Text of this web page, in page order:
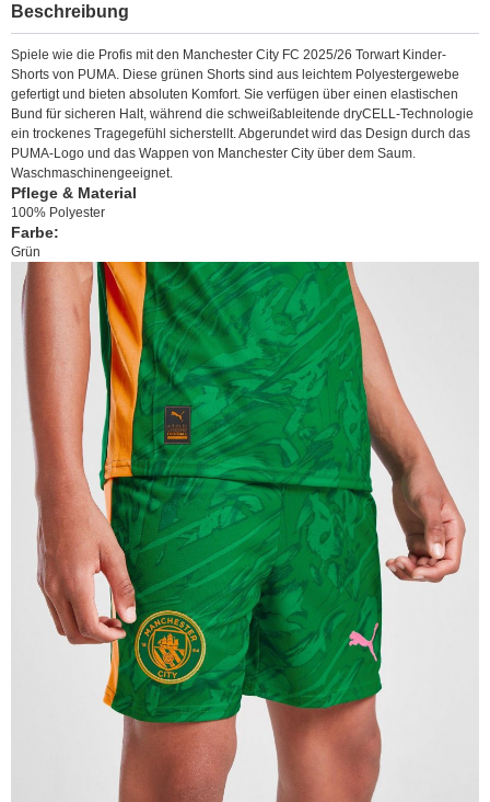
Beschreibung
Spiele wie die Profis mit den Manchester City FC 2025/26 Torwart Kinder-
Shorts von PUMA. Diese grünen Shorts sind aus leichtem Polyestergewebe
gefertigt und bieten absoluten Komfort. Sie verfügen über einen elastischen
Bund für sicheren Halt, während die schweißableitende dryCELL-Technologie
ein trockenes Tragegefühl sicherstellt. Abgerundet wird das Design durch das
PUMA-Logo und das Wappen von Manchester City über dem Saum.
Waschmaschinengeeignet.
Pflege & Material
100% Polyester
Farbe:
Grün